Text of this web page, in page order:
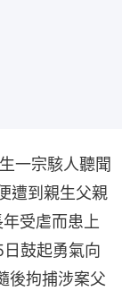
一宗駭人聽聞
遭到親生父親
受虐而患上
鼓起勇氣向
後拘捕涉案父